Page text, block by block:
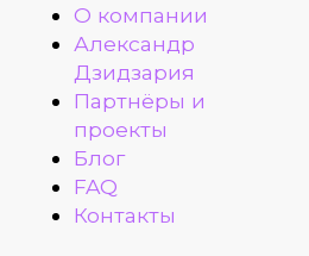
О компании
Александр
Дзидзария
Партнёры и
проекты
Блог
FAQ
Контакты